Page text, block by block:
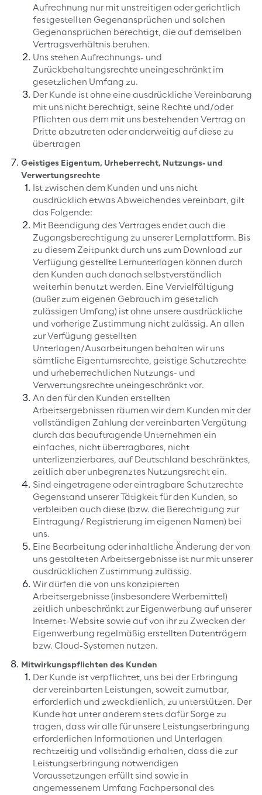
Aufrechnung nur mit unstreitigen oder gerichtlich
festgestellten Gegenansprüchen und solchen
Gegenansprüchen berechtigt, die auf demselben
Vertragsverhältnis beruhen.
Uns stehen Aufrechnungs- und
Zurückbehaltungsrechte uneingeschränkt im
gesetzlichen Umfang zu.
Der Kunde ist ohne eine ausdrückliche Vereinbarung
mit uns nicht berechtigt, seine Rechte und/oder
Pflichten aus dem mit uns bestehenden Vertrag an
Dritte abzutreten oder anderweitig auf diese zu
übertragen
Geistiges Eigentum, Urheberrecht, Nutzungs- und
Verwertungsrechte
Ist zwischen dem Kunden und uns nicht
ausdrücklich etwas Abweichendes vereinbart, gilt
das Folgende:
Mit Beendigung des Vertrages endet auch die
Zugangsberechtigung zu unserer Lernplattform. Bis
zu diesem Zeitpunkt durch uns zum Download zur
Verfügung gestellte Lernunterlagen können durch
den Kunden auch danach selbstverständlich
weiterhin benutzt werden. Eine Vervielfältigung
(außer zum eigenen Gebrauch im gesetzlich
zulässigen Umfang) ist ohne unsere ausdrückliche
und vorherige Zustimmung nicht zulässig. An allen
zur Verfügung gestellten
Unterlagen/Ausarbeitungen behalten wir uns
sämtliche Eigentumsrechte, geistige Schutzrechte
und urheberrechtlichen Nutzungs- und
Verwertungsrechte uneingeschränkt vor.
An den für den Kunden erstellten
Arbeitsergebnissen räumen wir dem Kunden mit der
vollständigen Zahlung der vereinbarten Vergütung
durch das beauftragende Unternehmen ein
einfaches, nicht übertragbares, nicht
unterlizenzierbares, auf Deutschland beschränktes,
zeitlich aber unbegrenztes Nutzungsrecht ein.
Sind eingetragene oder eintragbare Schutzrechte
Gegenstand unserer Tätigkeit für den Kunden, so
verbleiben auch diese (bzw. die Berechtigung zur
Eintragung/ Registrierung im eigenen Namen) bei
uns.
Eine Bearbeitung oder inhaltliche Änderung der von
uns gestalteten Arbeitsergebnisse ist nur mit unserer
ausdrücklichen Zustimmung zulässig.
Wir dürfen die von uns konzipierten
Arbeitsergebnisse (insbesondere Werbemittel)
zeitlich unbeschränkt zur Eigenwerbung auf unserer
Internet-Website sowie auf von ihr zu Zwecken der
Eigenwerbung regelmäßig erstellten Datenträgern
bzw. Cloud-Systemen nutzen.
Mitwirkungspflichten des Kunden
Der Kunde ist verpflichtet, uns bei der Erbringung
der vereinbarten Leistungen, soweit zumutbar,
erforderlich und zweckdienlich, zu unterstützen. Der
Kunde hat unter anderem stets dafür Sorge zu
tragen, dass wir alle für unsere Leistungserbringung
erforderlichen Informationen und Unterlagen
rechtzeitig und vollständig erhalten, dass die zur
Leistungserbringung notwendigen
Voraussetzungen erfüllt sind sowie in
angemessenem Umfang Fachpersonal des